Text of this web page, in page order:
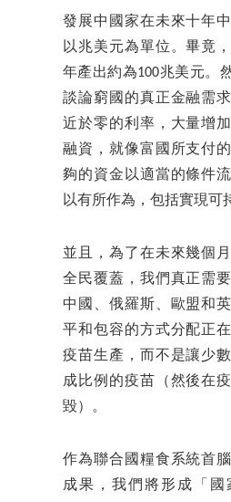
發展中國家在未來十年
以兆美元為單位。畢竟
年產出約為100兆美元。
談論窮國的真正金融需
近於零的利率，大量增
融資，就像富國所支付
夠的資金以適當的條件
以有所作為，包括實現可
並且，為了在未來幾個
全民覆蓋，我們真正需
中國、俄羅斯、歐盟和
平和包容的方式分配正
疫苗生產，而不是讓少
成比例的疫苗（然後在
毀）。
作為聯合國糧食系統首
成果，我們將形成「國